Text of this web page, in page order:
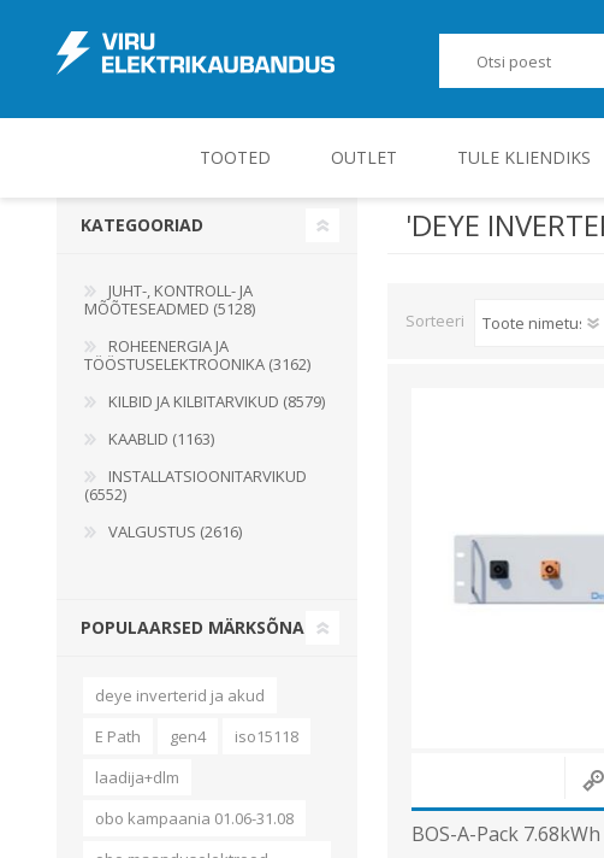
TOOTED
Pooljuhtreleed
OUTLET TULE KLIENDIKS
'DEYE
Sorteeri
BOS-A-Pack
KATEGOORIAD
JUHT-, KONTROLL- JA
MÕÕTESEADMED (5128)
ROHEENERGIA JA
TÖÖSTUSELEKTROONIKA (3162)
KILBID JA KILBITARVIKUD (8579)
KAABLID (1163)
INSTALLATSIOONITARVIKUD
(6552)
VALGUSTUS (2616)
POPULAARSED MÄRKSÕNAD
deye inverterid ja akud
E Path
gen4
iso15118
laadija+dlm
obo kampaania 01.06-31.08